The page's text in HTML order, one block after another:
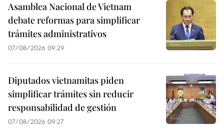
Asamblea Nacional de Vietnam
debate reformas para simplificar
trámites administrativos
07/08/2026 09:29
Diputados vietnamitas piden
simplificar trámites sin reducir
responsabilidad de gestión
07/08/2026 09:27